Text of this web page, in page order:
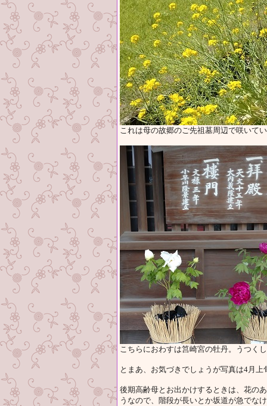
これは母の故郷のご先祖墓周辺で咲いて
こちらにおわすは筥崎宮の牡丹。うつく
とまあ、お気づきでしょうが写真は4月
後期高齢母とお出かけするときは、花の
うなので、階段が長いとか坂道が急でな